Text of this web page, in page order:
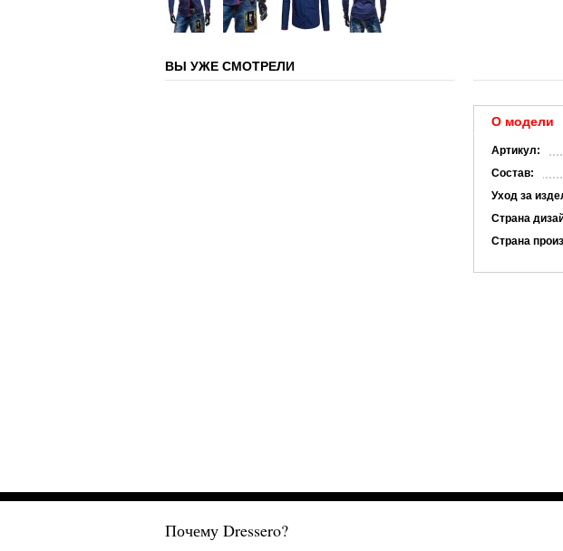
ВЫ УЖЕ СМОТРЕЛИ
О модели
Артикул:
Состав:
Уход за
Страна
Страна
Почему Dressero?